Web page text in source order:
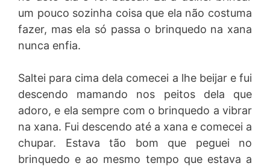
um pouco sozinha coisa que ela não costuma
fazer, mas ela só passa o brinquedo na xana
nunca enfia.
Saltei para cima dela comecei a lhe beijar e fui
descendo mamando nos peitos dela que
adoro, e ela sempre com o brinquedo a vibrar
na xana. Fui descendo até a xana e comecei a
chupar. Estava tão bom que peguei no
brinquedo e ao mesmo tempo que estava a